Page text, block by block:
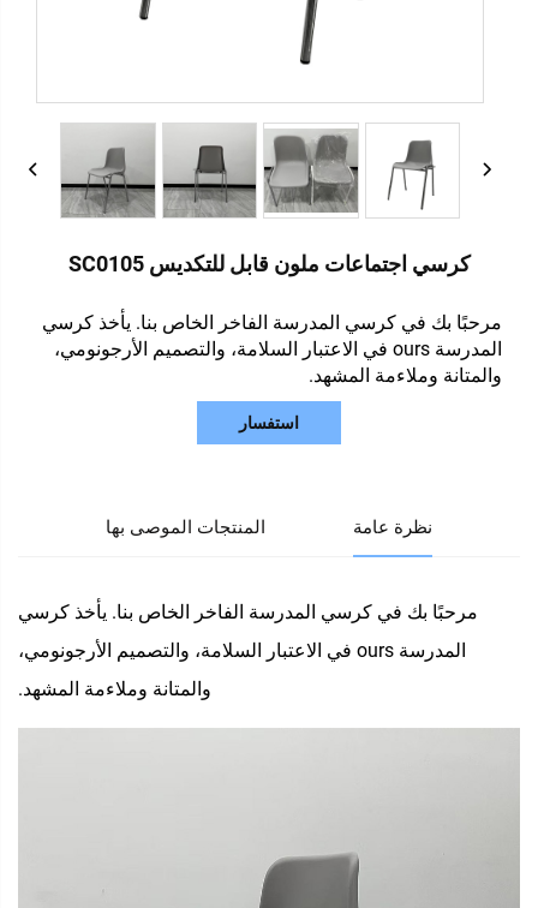
كرسي اجتماعات ملون قابل للتكديس SC0105
مرحبًا بك في كرسي المدرسة الفاخر الخاص بنا. يأخذ كرسي
المدرسة ours في الاعتبار السلامة، والتصميم الأرجونومي،
والمتانة وملاءمة المشهد.
استفسار
نظرة عامة المنتجات الموصى بها
مرحبًا بك في كرسي المدرسة الفاخر الخاص بنا. يأخذ كرسي
المدرسة ours في الاعتبار السلامة، والتصميم الأرجونومي،
والمتانة وملاءمة المشهد.